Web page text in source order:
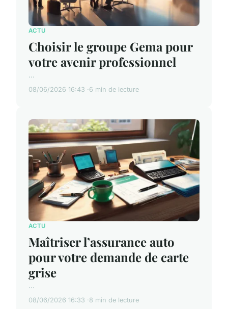
ACTU
Choisir le groupe Gema pour
votre avenir professionnel
...
08/06/2026 16:43 6 min de lecture
ACTU
Maîtriser l’assurance auto
pour votre demande de carte
grise
...
08/06/2026 16:33 8 min de lecture